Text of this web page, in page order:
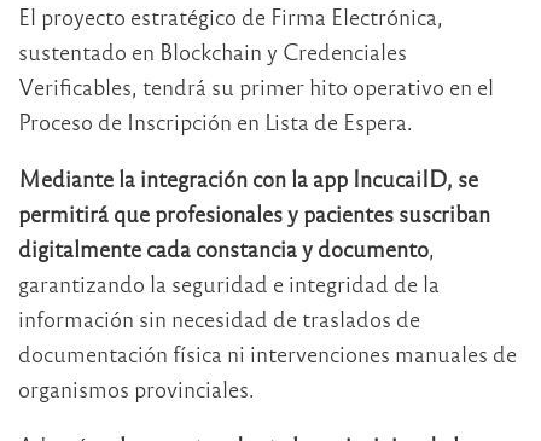
El proyecto estratégico de Firma Electrónica,
sustentado en Blockchain y Credenciales
Verificables, tendrá su primer hito operativo en el
Proceso de Inscripción en Lista de Espera.
Mediante la integración con la app IncucaiID, se
permitirá que profesionales y pacientes suscriban
digitalmente cada constancia y documento,
garantizando la seguridad e integridad de la
información sin necesidad de traslados de
documentación física ni intervenciones manuales de
organismos provinciales.